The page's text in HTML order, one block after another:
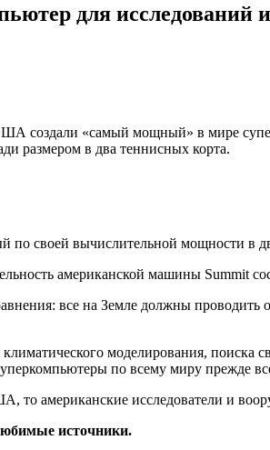
для исследований
создали «самый мощный» в мире
размером в два теннисных корта.
своей вычислительной мощности в
американской машины Summit
все на Земле должны
моделирования,
по всему миру прежде
американские исследователи и
источники.